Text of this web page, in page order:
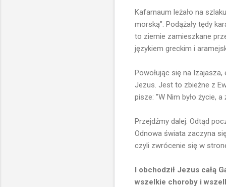
Kafarnaum leżało na
morską". Podążały tędy
to ziemie zamieszkane
językiem greckim i
Powołując się na
Jezus. Jest to zbieżne z
pisze: "W Nim było życie,
Przejdźmy dalej: Odtąd
Odnowa świata zaczyna
czyli zwrócenie się w
I obchodził Jezus całą
wszelkie choroby i